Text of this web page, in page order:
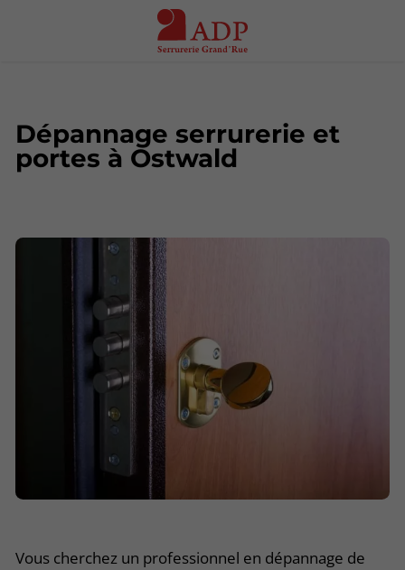
Dépannage serrurerie et
portes à Ostwald
Vous cherchez un professionnel en dépannage de